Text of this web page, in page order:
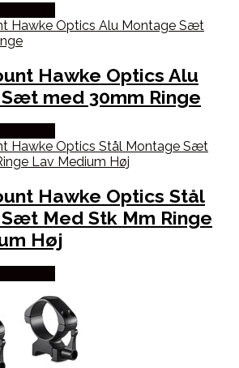
Hawke Optics Alu
med 30mm Ringe
Hawke Optics Stål
Med Stk Mm Ringe
Høj